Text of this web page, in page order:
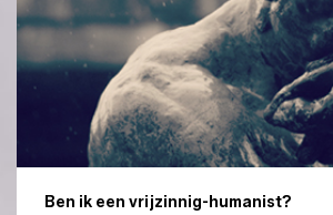
Ben ik een vrijzinnig-humanist?